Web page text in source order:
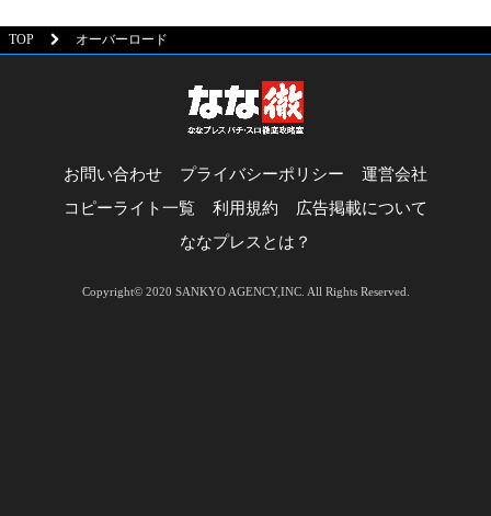
TOP オーバーロード
お問い合わせ プライバシーポリシー
運営会社
コピーライト一覧
利用規約
広告掲載について
ななプレスとは？
Copyright© 2020 SANKYO AGENCY,INC. All Rights Reserved.